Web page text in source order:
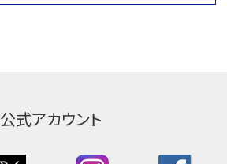
公式アカウント